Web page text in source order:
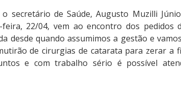
secretário de Saúde, Augusto Muzilli
22/04, vem ao encontro dos pedidos
desde quando assumimos a gestão e
de cirurgias de catarata para zerar a
e com trabalho sério é possível